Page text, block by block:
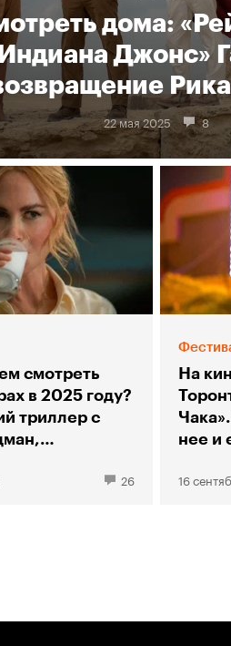
дома:
Джонс»
22 мая 2025 8
смотреть
в 2025 году?
триллер с
26
На
нее и
16